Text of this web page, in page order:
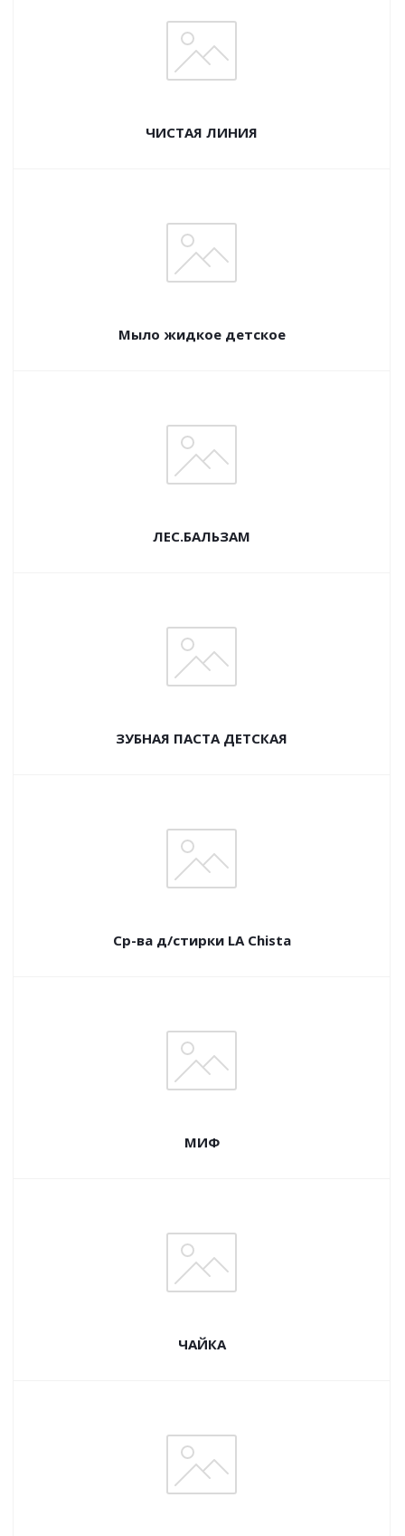
ЧИСТАЯ ЛИНИЯ
Мыло жидкое детское
ЛЕС.БАЛЬЗАМ
ЗУБНАЯ ПАСТА ДЕТСКАЯ
Ср-ва д/стирки LA Chista
МИФ
ЧАЙКА